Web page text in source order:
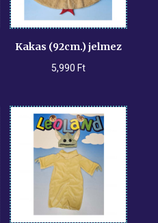
Kakas (92cm.) jelmez
5,990 Ft